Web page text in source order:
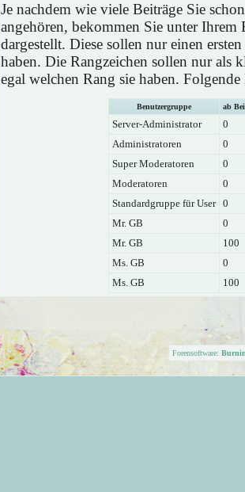
Je nachdem wie viele Beiträge Sie
angehören, bekommen Sie unter Ihrem
dargestellt. Diese sollen nur einen
haben. Die Rangzeichen sollen nur als
egal welchen Rang sie haben.
Benutzergruppe ab
Server-Administrator
0
Administratoren
0
Super Moderatoren
0
Moderatoren
0
Standardgruppe für User 0
Mr. GB
0
Mr. GB
100
Ms. GB
0
Ms. GB
100
Forensoftware: